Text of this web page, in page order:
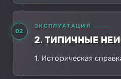
02
ЭКСПЛУАТАЦИЯ
2. ТИПИЧНЫЕ
1. Историческая